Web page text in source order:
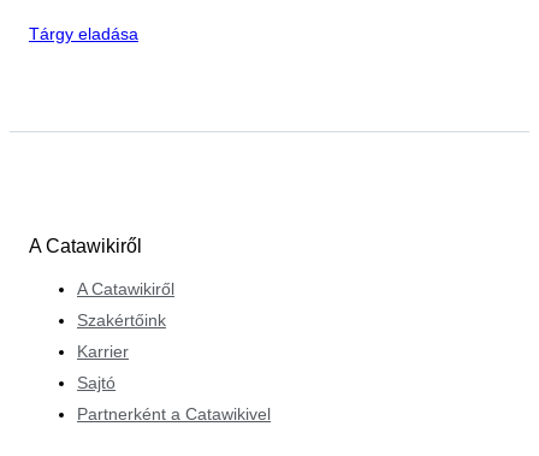
Tárgy eladása
A Catawikiről
A Catawikiről
Szakértőink
Karrier
Sajtó
Partnerként a Catawikivel